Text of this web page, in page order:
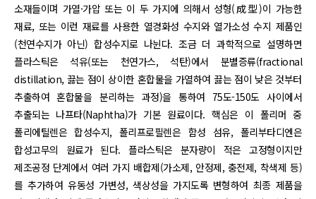
소재들이며 가열·가압 또는 이 두 가지에 의해서 성형(成型)이 가능한
재료, 또는 이런 재료를 사용한 열경화성 수지와 열가소성 수지 제품인
(천연수지가 아닌) 합성수지로 나뉜다. 조금 더 과학적으로 설명하면
플라스틱은 석유(또는 천연가스, 석탄)에서 분별증류(fractional
distillation, 끓는 점이 상이한 혼합물을 가열하여 끓는 점이 낮은 것부터
추출하여 혼합물을 분리하는 과정)을 통하여 75도-150도 사이에서
추출되는 나프타(Naphtha)가 기본 원료이다. 핵심은 이 폴리머 중
폴리에틸렌은 합성수지, 폴리프로필렌은 함성 섬유, 폴리부타디엔은
합성고무의 원료가 된다. 플라스틱은 분자량이 적은 고정형이지만
제조공정 단계에서 여러 가지 배합제(가소제, 안정제, 충전제, 착색제 등)
를 추가하여 유동성 가변성, 색상성을 가지도록 변형하여 최종 제품을